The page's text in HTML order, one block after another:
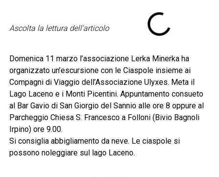
Ascolta la lettura dell'articolo
Domenica 11 marzo l’associazione Lerka Minerka ha
organizzato un’escursione con le Ciaspole insieme ai
Compagni di Viaggio dell’Associazione Ulyxes. Meta il
Lago Laceno e i Monti Picentini. Appuntamento consueto
al Bar Gavio di San Giorgio del Sannio alle ore 8 oppure al
Parcheggio Chiesa S. Francesco a Folloni (Bivio Bagnoli
Irpino) ore 9.00.
Si consiglia abbigliamento da neve. Le ciaspole si
possono noleggiare sul lago Laceno.